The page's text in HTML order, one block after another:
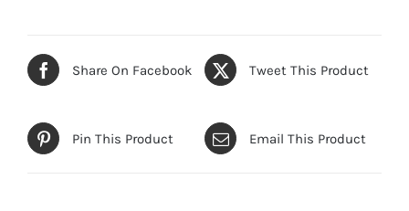
Share On Facebook Tweet This Product
Pin This Product Email This Product